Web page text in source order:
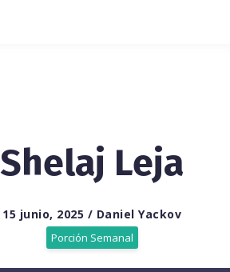
Shelaj Leja
15 junio, 2025 / Daniel Yackov
Porción Semanal